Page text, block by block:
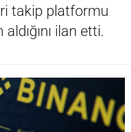
takip platformu
ilan etti.